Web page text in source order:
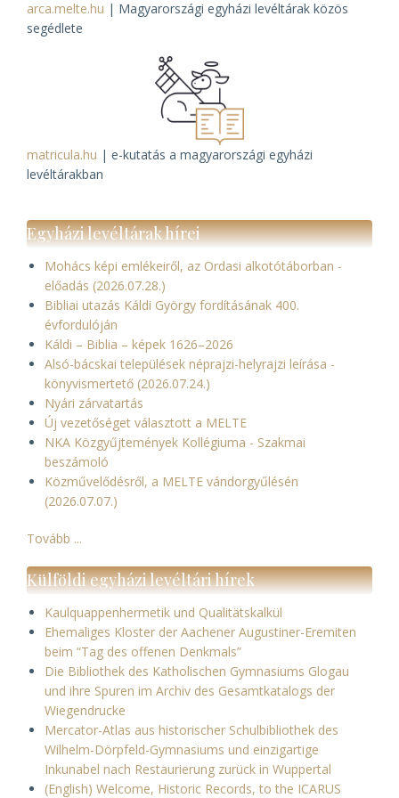
arca.melte.hu | Magyarországi egyházi levéltárak közös
segédlete
matricula.hu | e-kutatás a magyarországi egyházi
levéltárakban
Egyházi levéltárak hírei
Mohács képi emlékeiről, az Ordasi alkotótáborban -
előadás (2026.07.28.)
Bibliai utazás Káldi György fordításának 400.
évfordulóján
Káldi – Biblia – képek 1626–2026
Alsó-bácskai települések néprajzi-helyrajzi leírása -
könyvismertető (2026.07.24.)
Nyári zárvatartás
Új vezetőséget választott a MELTE
NKA Közgyűjtemények Kollégiuma - Szakmai
beszámoló
Közművelődésről, a MELTE vándorgyűlésén
(2026.07.07.)
Tovább ...
Külföldi egyházi levéltári hírek
Kaulquappenhermetik und Qualitätskalkül
Ehemaliges Kloster der Aachener Augustiner-Eremiten
beim “Tag des offenen Denkmals”
Die Bibliothek des Katholischen Gymnasiums Glogau
und ihre Spuren im Archiv des Gesamtkatalogs der
Wiegendrucke
Mercator-Atlas aus historischer Schulbibliothek des
Wilhelm-Dörpfeld-Gymnasiums und einzigartige
Inkunabel nach Restaurierung zurück in Wuppertal
(English) Welcome, Historic Records, to the ICARUS